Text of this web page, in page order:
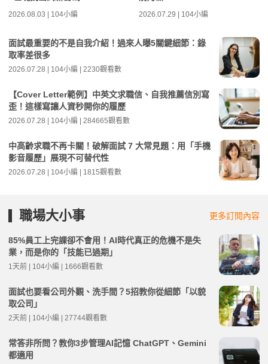
2026.08.03 | 104小編 2026.07.29 | 104小編
面試最重要的不是自我介紹！過來人曝5關鍵細節：錄
取率差很多
2026.07.28 | 104小編 | 2230觀看數
【Cover Letter範例】中英文求職信、自我推薦信別寫
歪！這樣寫讓人資秒開你的履歷
2026.07.28 | 104小編 | 284665觀看數
中高齡求職不再卡關！破解面試 7 大常見題：用「手機
影音履歷」展現不可替代性
2026.07.28 | 104小編 | 1815觀看數
職場大小事 更多訂閱內容
85%員工上完課卻不會用！AI時代真正的危機不是失
業，而是你的「技能已過期」
1天前 | 104小編 | 1666觀看數
面試也要看公司外觀、洗手間？5招教你從細節「以貌
取公司」
2天前 | 104小編 | 27744觀看數
常答非所問？教你3步管理AI記憶 ChatGPT、Gemini
都適用